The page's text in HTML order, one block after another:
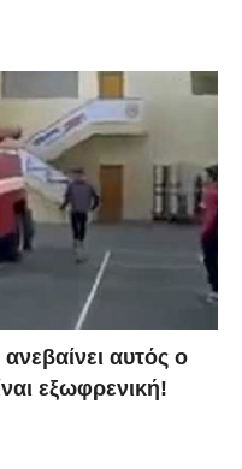
αυτός ο
εξωφρενική!